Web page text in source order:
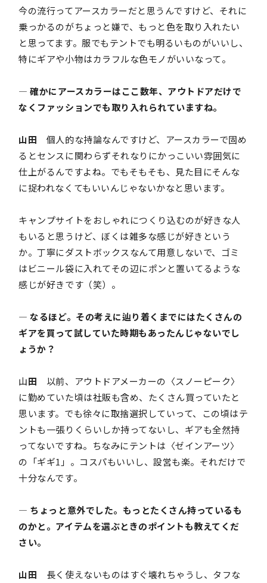
今の流行ってアースカラーだと思うんですけど、それに
乗っかるのがちょっと嫌で、もっと色を取り入れたい
と思ってます。服でもテントでも明るいものがいいし、
特にギアや小物はカラフルな色モノがいいなって。
― 確かにアースカラーはここ数年、アウトドアだけで
なくファッションでも取り入れられていますね。
山田 個人的な持論なんですけど、アースカラーで固め
るとセンスに関わらずそれなりにかっこいい雰囲気に
仕上がるんですよね。でもそもそも、見た目にそんな
に捉われなくてもいいんじゃないかなと思います。
キャンプサイトをおしゃれにつくり込むのが好きな人
もいると思うけど、ぼくは雑多な感じが好きという
か。丁寧にダストボックスなんて用意しないで、ゴミ
はビニール袋に入れてその辺にポンと置いてるような
感じが好きです（笑）。
― なるほど。その考えに辿り着くまでにはたくさんの
ギアを買って試していた時期もあったんじゃないでし
ょうか？
山田 以前、アウトドアメーカーの〈スノーピーク〉
に勤めていた頃は社販も含め、たくさん買っていたと
思います。でも徐々に取捨選択していって、この頃はテ
ントも一張りくらいしか持ってないし、ギアも全然持
ってないですね。ちなみにテントは〈ゼインアーツ〉
の「ギギ1」。コスパもいいし、設営も楽。それだけで
十分なんです。
― ちょっと意外でした。もっとたくさん持っているも
のかと。アイテムを選ぶときのポイントも教えてくだ
さい。
山田 長く使えないものはすぐ壊れちゃうし、タフな